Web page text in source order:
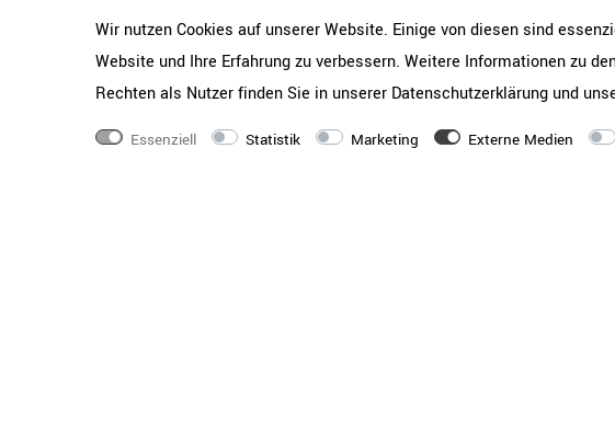
Wir nutzen Cookies auf unserer Website. Einige von diesen sind
Website und Ihre Erfahrung zu verbessern. Weitere Informationen zu
Rechten als Nutzer finden Sie in unserer Daten­schutz­erklärung und
Essenziell Statistik Marketing Externe Medien